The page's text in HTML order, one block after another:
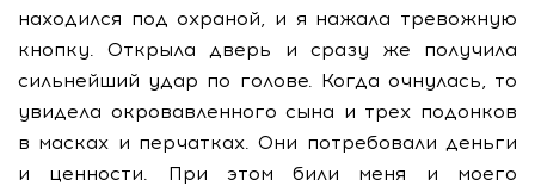
находился под охраной, и я нажала тревожную
кнопку. Открыла дверь и сразу же получила
сильнейший удар по голове. Когда очнулась, то
увидела окровавленного сына и трех подонков
в масках и перчатках. Они потребовали деньги
и ценности. При этом били меня и моего